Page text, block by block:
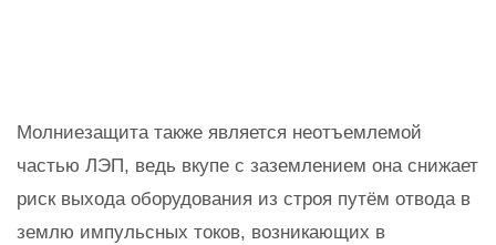
Молниезащита также является неотъемлемой
частью ЛЭП, ведь вкупе с заземлением она снижает
риск выхода оборудования из строя путём отвода в
землю импульсных токов, возникающих в